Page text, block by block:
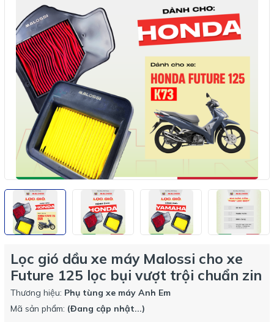
Lọc gió dầu xe máy Malossi cho xe
Future 125 lọc bụi vượt trội chuẩn zin
Thương hiệu: Phụ tùng xe máy Anh Em
Mã sản phẩm: (Đang cập nhật...)